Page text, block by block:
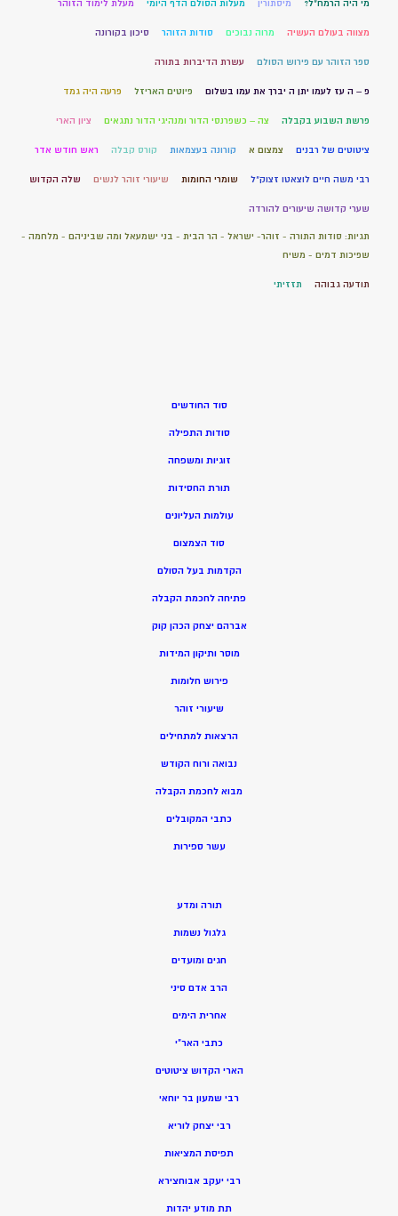
מי היה הרמח"ל? מיסתורין מעלות הסולם הדף היומי מעלת לימוד הזוהר
מצווה בעולם העשיה מרוה נבוכים סודות הזוהר סיכון בקורונה
ספר הזוהר עם פירוש הסולם עשרת הדיברות בתורה
פ – ה עז לעמו יתן ה יברך את עמו בשלום פיוטים האריזל פרעה היה גמד
פרשת השבוע בקבלה צה – כשפרנסי הדור ומנהיגי הדור נתגאים ציון הארי
ציטוטים של רבנים צמצום א קורונה בעצמאות קורס קבלה ראש חודש אדר
רבי משה חיים לוצאטו זצוק"ל שומרי החומות שיעורי זוהר לנשים שלה הקדוש
שערי קדושה שיעורים להורדה
תגיות: סודות התורה - זוהר- ישראל - הר הבית - בני ישמעאל ומה שביניהם - מלחמה -
שפיכות דמים - משיח
תודעה גבוהה תזזיתי
סוד החודשים
סודות התפילה
זוגיות ומשפחה
תורת החסידות
עולמות העליונים
סוד הצמצום
הקדמות בעל הסולם
פתיחה לחכמת הקבלה
אברהם יצחק הכהן קוק
מוסר ותיקון המידות
פירוש חלומות
שיעורי זוהר
הרצאות למתחילים
נבואה ורוח הקודש
מבוא לחכמת הקבלה
כתבי המקובלים
עשר ספירות
תורה ומדע
גלגול נשמות
חגים ומועדים
הרב אדם סיני
אחרית הימים
כתבי האר”י
הארי הקדוש ציטוטים
רבי שמעון בר יוחאי
רבי יצחק לוריא
תפיסת המציאות
רבי יעקב אבוחצירא
תת מודע יהדות